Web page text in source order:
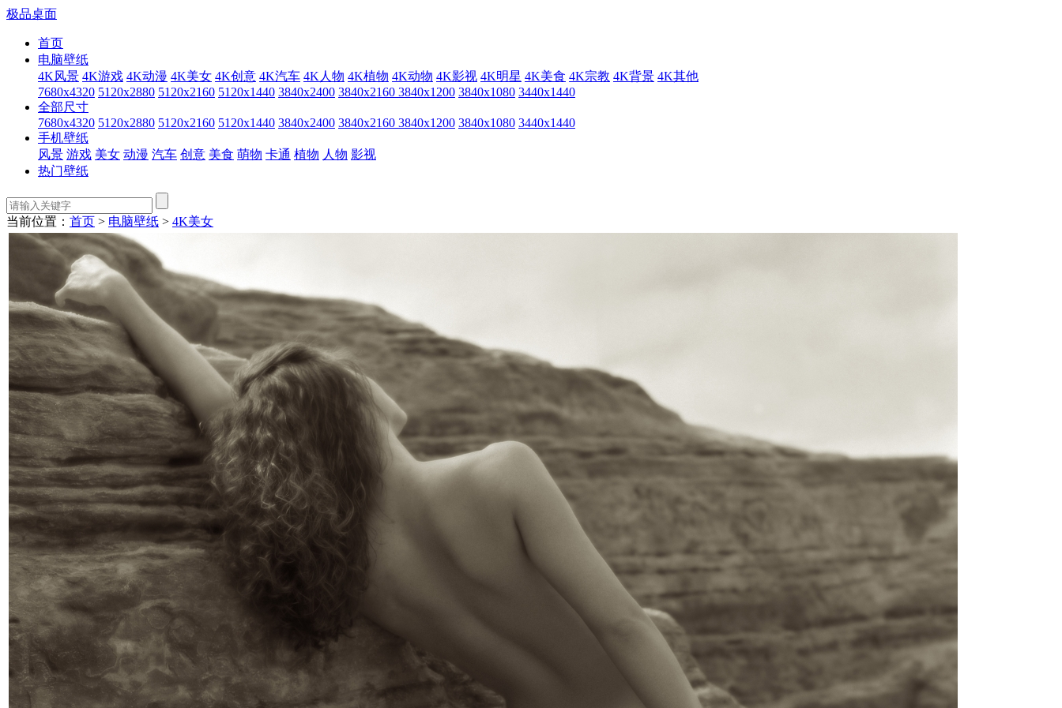
极品桌面
首页
电脑壁纸
4K风景 4K游戏 4K动漫 4K美女 4K创意 4K汽车 4K人物 4K植物 4K动物 4K影视 4K明星 4K美食 4K宗教 4K背景 4K其他
7680x4320 5120x2880 5120x2160 5120x1440 3840x2400 3840x2160 3840x1200 3840x1080 3440x1440
全部尺寸
7680x4320 5120x2880 5120x2160 5120x1440 3840x2400 3840x2160 3840x1200 3840x1080 3440x1440
手机壁纸
风景 游戏 美女 动漫 汽车 创意 美食 萌物 卡通 植物 人物 影视
热门壁纸
当前位置： 首页 > 电脑壁纸 > 4K美女